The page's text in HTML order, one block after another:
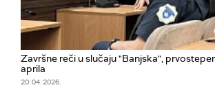
Završne reči u slučaju "Banjska",
aprila
20. 04. 2026.